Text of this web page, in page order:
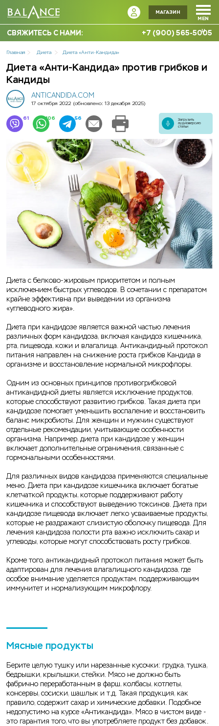
МАГАЗИН
MEN
U
СВЯЖИТЕСЬ С НАМИ: +7 (900) 565-5005
Главная Диета Диета «Анти-Кандида»
Диета «Анти-Кандида» против грибков и
Кандиды
ANTICANDIDA.COM
17 октября 2022 (обновлено: 13 декабря 2025)
61 106 56
Загрузить
аудиоверсию
статьи
Диета с белково-жировым приоритетом и полным
исключением быстрых углеводов. В сочетании с препаратом
крайне эффективна при выведении из организма
«углеводного жира».
Диета при кандидозе является важной частью лечения
различных форм кандидоза, включая кандидоз кишечника,
рта, пищевода, кожи и влагалища. Антикандидный протокол
питания направлен на снижение роста грибков Кандида в
организме и восстановление нормальной микрофлоры.
Одним из основных принципов противогрибковой
антикандидной диеты является исключение продуктов,
которые способствуют развитию грибков. Такая диета при
кандидозе помогает уменьшить воспаление и восстановить
баланс микробиоты. Для женщин и мужчин существуют
отдельные рекомендации, учитывающие особенности
организма. Например, диета при кандидозе у женщин
включает дополнительные ограничения, связанные с
гормональными особенностями.
Для различных видов кандидоза применяются специальные
меню. Диета при кандидозе кишечника включает богатые
клетчаткой продукты, которые поддерживают работу
кишечника и способствуют выведению токсинов. Диета при
кандидозе пищевода включает легко усваиваемые продукты,
которые не раздражают слизистую оболочку пищевода. Для
лечения кандидоза полости рта важно исключить сахар и
углеводы, которые могут способствовать росту грибков.
Кроме того, антикандидный протокол питания может быть
адаптирован для лечения влагалищного кандидоза, где
особое внимание уделяется продуктам, поддерживающим
иммунитет и нормализующим микрофлору.
Мясные продукты
Берите целую тушку или нарезанные кусочки: грудка, тушка,
бедрышки, крылышки, стейки. Мясо не должно быть
фабрично переработанным в фарш, колбасы, котлеты,
консервы, сосиски, шашлык и т.д. Такая продукция, как
правило, содержит сахар и химические добавки. Подобное
недопустимо на курсе «Антикандида». Мясо в чистом виде -
это гарантия того, что вы употребляете продукт без добавок.